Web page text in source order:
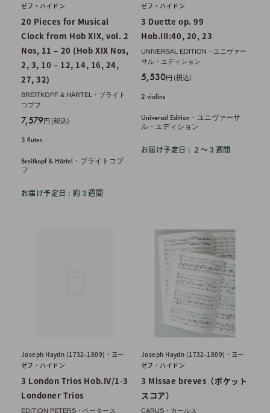
ゼフ・ハイドン
20 Pieces for Musical
Clock from Hob XIX, vol. 2
Nos, 11 – 20 (Hob XIX Nos,
2, 3, 10 – 12, 14, 16, 24,
27, 32)
BREITKOPF & HÄRTEL・ブライト
コプフ
販
価
格
7,579円 (税込)
3 flutes
Breitkopf & Härtel・ブライトコプ
フ
お届け予定日 : 約３週間
ゼフ・ハイドン
3 Duette op. 99
Hob.III:40, 20, 23
UNIVERSAL EDITION・ユニヴァー
サル・エディション
販
価
格
5,530円 (税込)
2 violins
Universal Edition・ユニヴァーサ
ル・エディション
お届け予定日 : ２〜３週間
Joseph Haydn (1732-1809)・ヨー
ゼフ・ハイドン
3 London Trios Hob.IV/1-3
Londoner Trios
EDITION PETERS・ペータース
Joseph Haydn (1732-1809)・ヨー
ゼフ・ハイドン
3 Missae breves（ポケット
スコア）
CARUS・カールス